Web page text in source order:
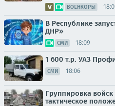
ВОЕНКОРЫ
В Республике
ДНР»
СМИ 18:09
1 600 т.р. УАЗ
СМИ 18:06
Группировка
тактическое